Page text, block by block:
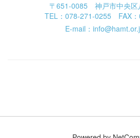
〒651-0085 神戸市中央区
TEL：078-271-0255 FAX
E-mail：